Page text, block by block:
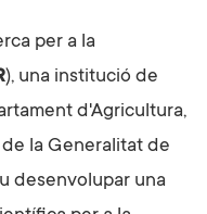
per a la
), una institució de
d'Agricultura,
la Generalitat de
desenvolupar una